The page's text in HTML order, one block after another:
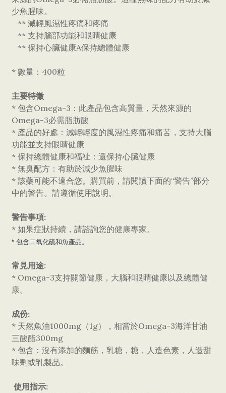
少魚腥味。
** 減輕風濕性疼痛和疼痛
** 支持腦部功能和眼睛健康
** 保持心臟健康A保持總體健康
* 數量：400粒
主要特徵
* 包含Omega-3：此產品包含高質量，天然來源的
Omega-3必需脂肪酸
* 產品的好處：減輕輕度的風濕性疼痛和痛苦，支持大腦
功能並支持眼睛健康
* 保持總體健康和福祉：還保持心臟健康
* 無臭配方：有助於減少魚腥味
* 該藥可能不適合您。購買前，請閱讀下面的“警告”部分
中的警告。請遵循使用說明。
警告事項:
* 如果症狀持續，請諮詢您的健康專家。
* 包含二氧化硫和魚產品。
常見用途:
* Omega-3支持關節健康，大腦和眼睛健康以及總體健
康。
成份:
* 天然魚油1000mg（1g），相當於Omega-3海洋甘油
三酸酯300mg
* 包含：沒有添加的麵筋，乳糖，糖，人造色素，人造甜
味劑或乳製品。
使用指示: